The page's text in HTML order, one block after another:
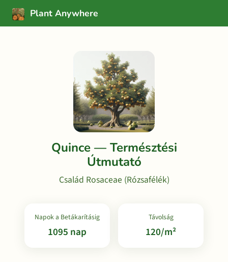
Plant Anywhere
Quince — Természtési
Útmutató
Család Rosaceae (Rózsafélék)
Napok a Betákarításig
1095 nap
Távolság
120/m²